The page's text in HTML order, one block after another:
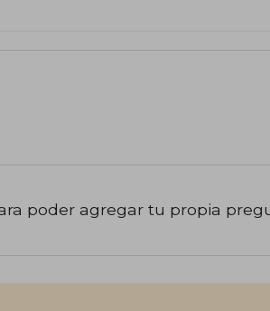
poder agregar tu propia